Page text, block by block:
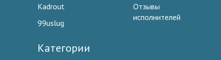
Kadrout
99uslug
Отзывы
исполнителей
Категории